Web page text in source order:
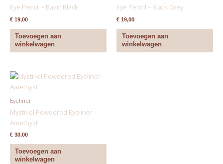
Eye Pencil – Basic Black
€19,00
Toevoegen aan
winkelwagen
Eye Pencil – Black Grey
€ 19,00
Toevoegen aan
winkelwagen
Eyeliner
Mystikol Powdered Eyeliner –
Amethyst
€30,00
Toevoegen aan
winkelwagen